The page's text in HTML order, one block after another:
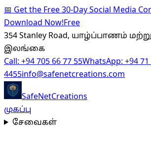
📅Get the Free 30-Day Social Media
Download Now!Free
354 Stanley Road, யாழ்ப்பாணம்
இலங்கை
Call:+94 705 66 77 55WhatsApp:+94 71
4455info@safenetcreations.com
SafeNetCreations
முகப்பு
சேவைகள்